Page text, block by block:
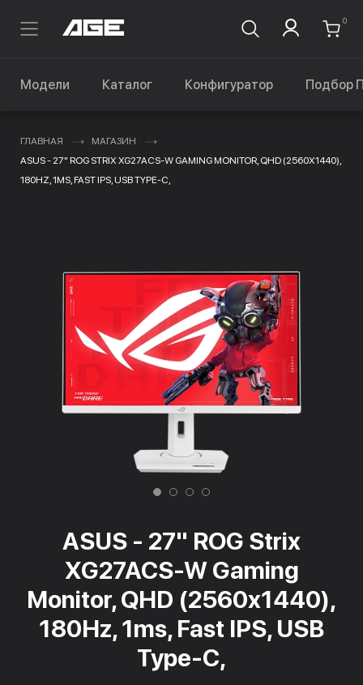
0
Модели Каталог Конфигуратор Подбор
ГЛАВНАЯ
МАГАЗИН
ASUS - 27" ROG STRIX XG27ACS-W GAMING MONITOR, QHD (2560X1440),
180HZ, 1MS, FAST IPS, USB TYPE-C,
ASUS - 27" ROG Strix
XG27ACS-W Gaming
Monitor, QHD (2560x1440),
180Hz, 1ms, Fast IPS, USB
Type-C,